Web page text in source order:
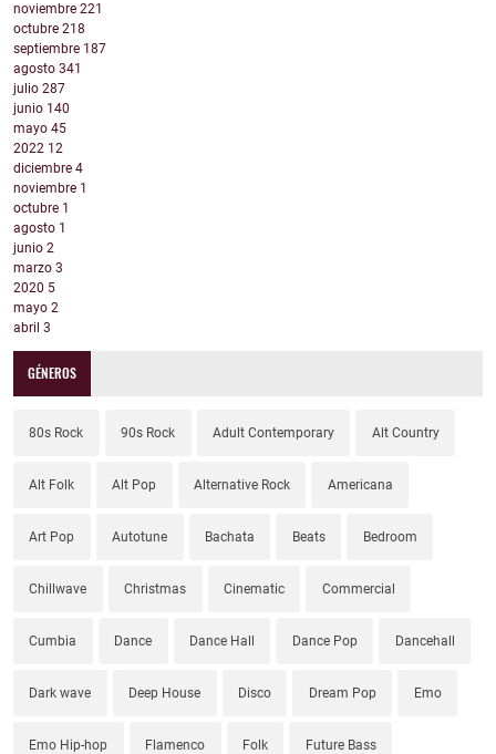
noviembre 221
octubre 218
septiembre 187
agosto 341
julio 287
junio 140
mayo 45
2022 12
diciembre 4
noviembre 1
octubre 1
agosto 1
junio 2
marzo 3
2020 5
mayo 2
abril 3
GÉNEROS
80s Rock 90s Rock Adult Contemporary Alt Country
Alt Folk Alt Pop Alternative Rock Americana
Art Pop Autotune Bachata Beats Bedroom
Chillwave Christmas Cinematic Commercial
Cumbia Dance Dance Hall Dance Pop Dancehall
Dark wave Deep House Disco Dream Pop Emo
Emo Hip-hop Flamenco Folk Future Bass